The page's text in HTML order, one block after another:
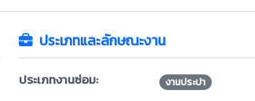
ประเภทและลักษณะงาน
ประเภทงานซ่อม: งานประปา